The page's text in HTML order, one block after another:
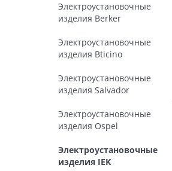
Электроустановочные
изделия Berker
Электроустановочные
изделия Bticino
Электроустановочные
изделия Salvador
Электроустановочные
изделия Ospel
Электроустановочные
изделия IEK